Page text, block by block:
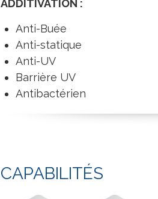
ADDITIVATION :
Anti-Buée
Anti-statique
Anti-UV
Barrière UV
Antibactérien
CAPABILITÉS